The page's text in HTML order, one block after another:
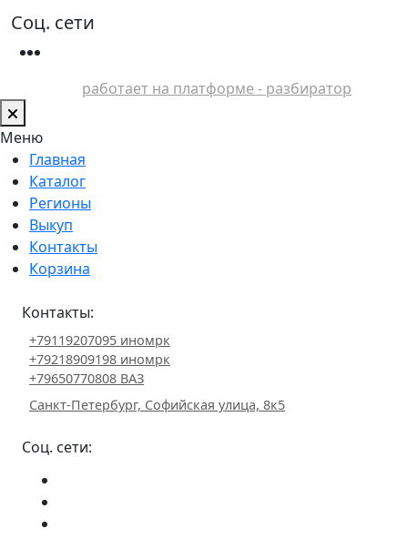
Соц. сети
работает на платформе - разбиратор
Меню
Главная
Каталог
Регионы
Выкуп
Контакты
Корзина
Контакты:
+79119207095 иномрк
+79218909198 иномрк
+79650770808 ВАЗ
Санкт-Петербург, Софийская улица, 8к5
Соц. сети: